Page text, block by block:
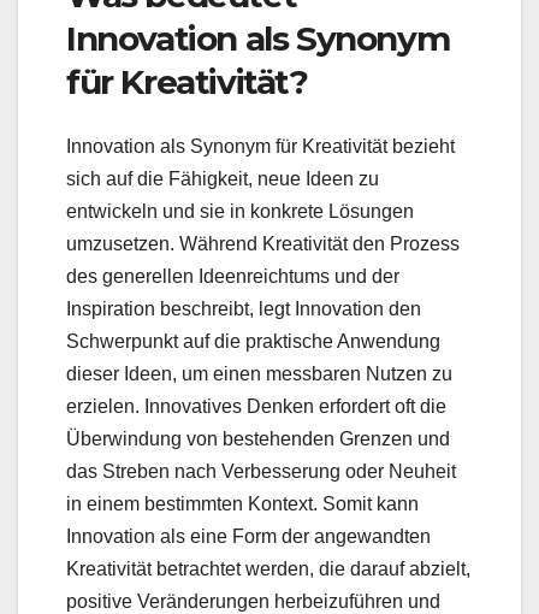
Innovation als Synonym
für Kreativität?
Innovation als Synonym für Kreativität bezieht
sich auf die Fähigkeit, neue Ideen zu
entwickeln und sie in konkrete Lösungen
umzusetzen. Während Kreativität den Prozess
des generellen Ideenreichtums und der
Inspiration beschreibt, legt Innovation den
Schwerpunkt auf die praktische Anwendung
dieser Ideen, um einen messbaren Nutzen zu
erzielen. Innovatives Denken erfordert oft die
Überwindung von bestehenden Grenzen und
das Streben nach Verbesserung oder Neuheit
in einem bestimmten Kontext. Somit kann
Innovation als eine Form der angewandten
Kreativität betrachtet werden, die darauf abzielt,
positive Veränderungen herbeizuführen und